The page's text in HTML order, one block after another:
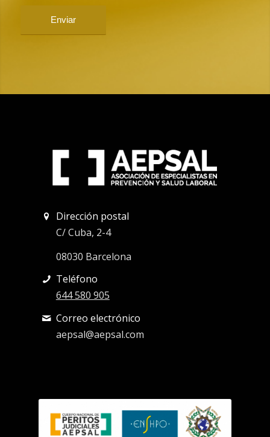
Dirección postal
C/ Cuba, 2-4
08030 Barcelona
Teléfono
644 580 905
Correo electrónico
aepsal@aepsal.com